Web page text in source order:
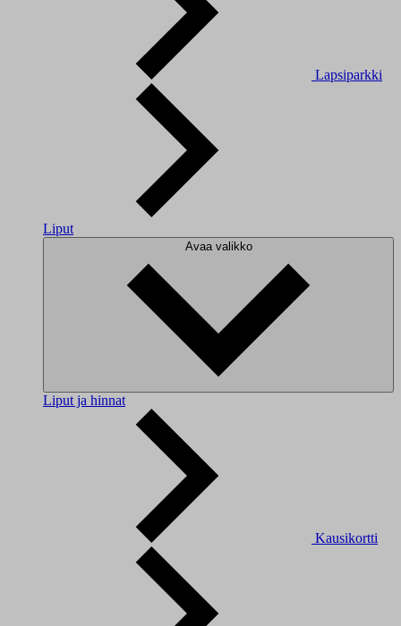
Lapsiparkki
Liput
Avaa valikko
Liput ja hinnat
Kausikortti